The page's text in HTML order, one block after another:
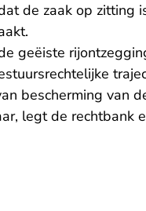
de zaak op zitting
geëiste
bescherming van
legt de rechtbank
Rechtspraak.nl